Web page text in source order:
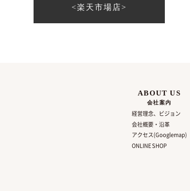
<楽天市場店>
ABOUT US
会社案内
経営理念、ビジョン
会社概要・沿革
アクセス(Googlemap)
ONLINE SHOP